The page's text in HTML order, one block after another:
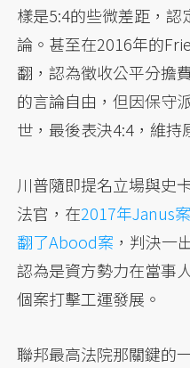
樣是5:4的些微差距，
論。甚至在2016年的
翻，認為徵收公平分擔
的言論自由，但因保守
世，最後表決4:4， 維持
川普隨即提名立場與史
法官，在2017年Janus
翻了Abood案 ，判決一
認為是資方勢力在當事
個案打擊工運發展。
聯邦最高法院那關鍵的